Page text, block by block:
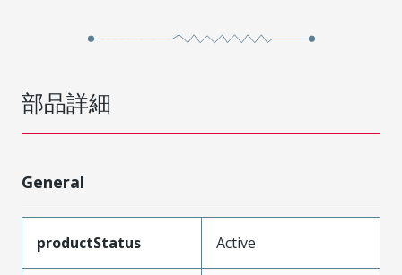
部品詳細
General
productStatus Active